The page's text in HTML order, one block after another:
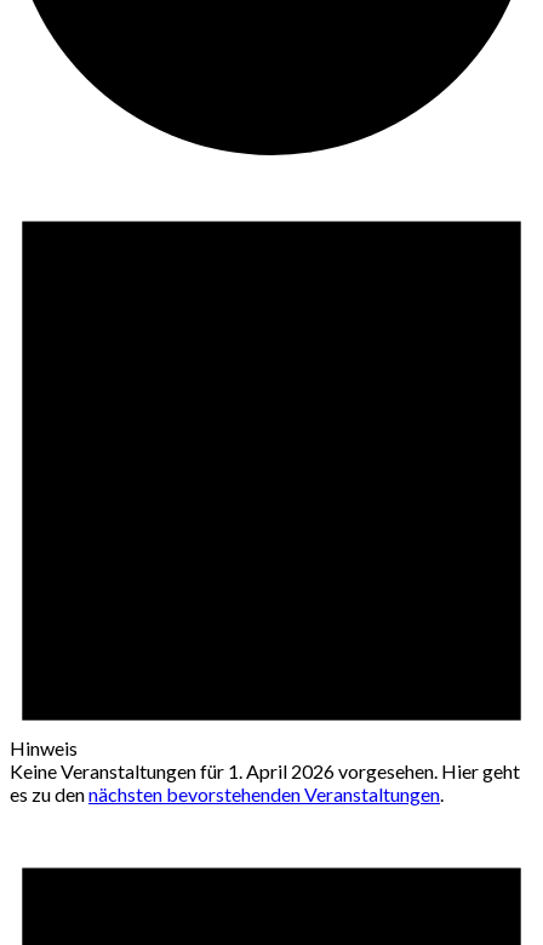
Hinweis
Keine Veranstaltungen für 1. April 2026 vorgesehen. Hier geht
es zu dennächsten bevorstehenden Veranstaltungen.